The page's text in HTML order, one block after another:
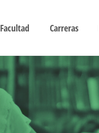
Facultad Carreras